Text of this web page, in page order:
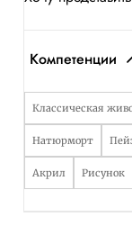
Компетенции
Классическая
Натюрморт
Акрил Рисунок